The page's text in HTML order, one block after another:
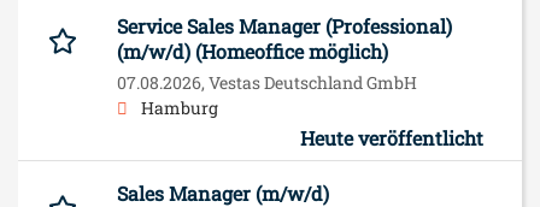
Service Sales Manager (Professional)
(m/w/d) (Homeoffice möglich)
07.08.2026, Vestas Deutschland GmbH
Hamburg
Heute veröffentlicht
Sales Manager (m/w/d)